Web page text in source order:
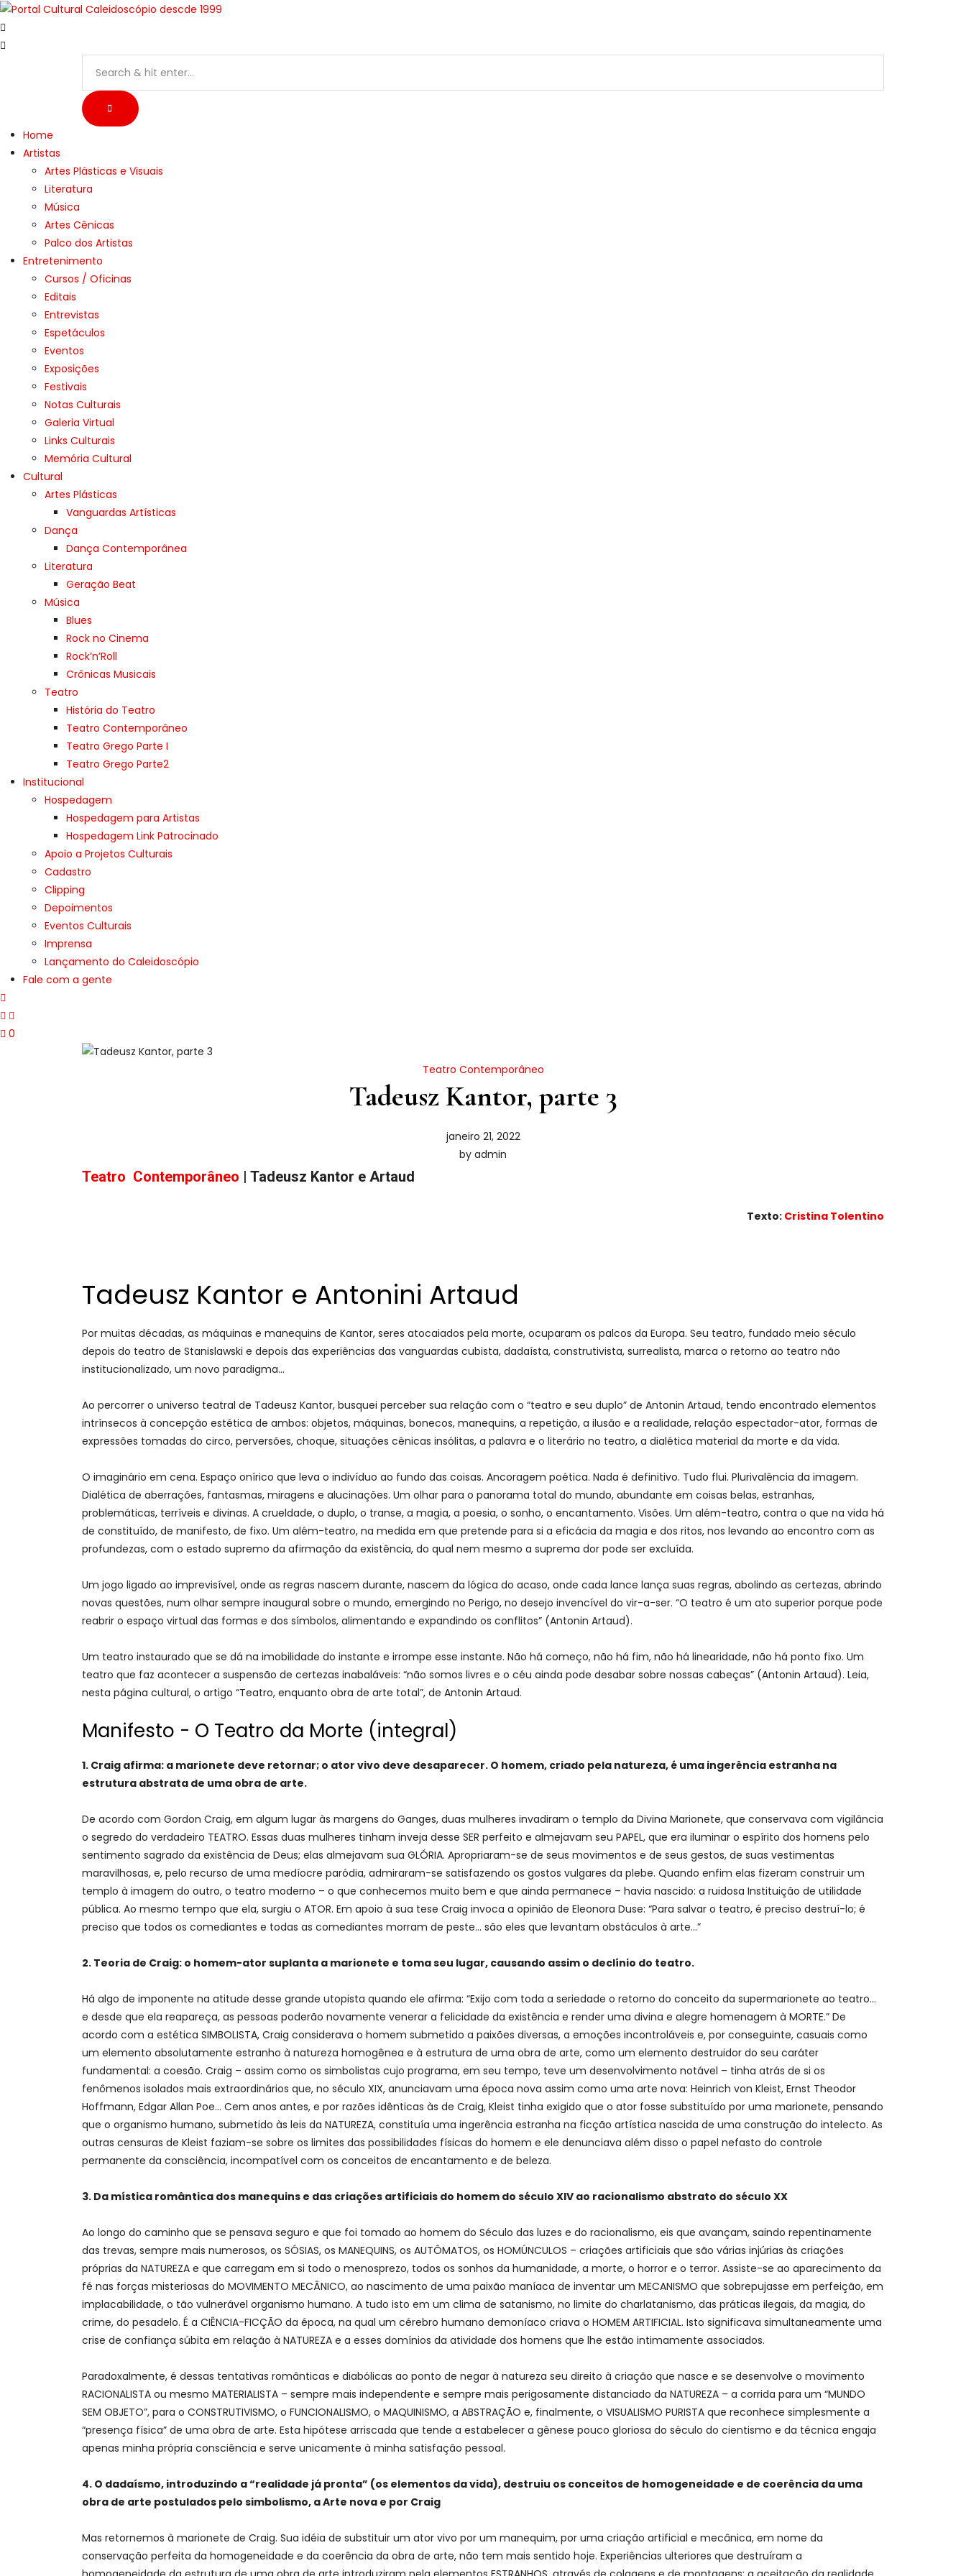
Skip
to
content
Home
Artistas
Artes Plásticas e Visuais
Literatura
Música
Artes Cênicas
Palco dos Artistas
Entretenimento
Cursos / Oficinas
Editais
Entrevistas
Espetáculos
Eventos
Exposições
Festivais
Notas Culturais
Galeria Virtual
Links Culturais
Memória Cultural
Cultural
Artes Plásticas
Vanguardas Artísticas
Dança
Dança Contemporânea
Literatura
Geração Beat
Música
Blues
Rock no Cinema
Rock’n’Roll
Crônicas Musicais
Teatro
História do Teatro
Teatro Contemporâneo
Teatro Grego Parte I
Teatro Grego Parte2
Institucional
Hospedagem
Hospedagem para Artistas
Hospedagem Link Patrocinado
Apoio a Projetos Culturais
Cadastro
Clipping
Depoimentos
Eventos Culturais
Imprensa
Lançamento do Caleidoscópio
Fale com a gente
0
Teatro Contemporâneo
Tadeusz Kantor, parte 3
janeiro 21, 2022
by admin
Teatro Contemporâneo | Tadeusz Kantor e Artaud
Texto: Cristina Tolentino
Tadeusz Kantor e Antonini Artaud
Por muitas décadas, as máquinas e manequins de Kantor, seres atocaiados pela morte, ocuparam os palcos da Europa. Seu teatro, fundado meio século
depois do teatro de Stanislawski e depois das experiências das vanguardas cubista, dadaísta, construtivista, surrealista, marca o retorno ao teatro não
institucionalizado, um novo paradigma…
Ao percorrer o universo teatral de Tadeusz Kantor, busquei perceber sua relação com o “teatro e seu duplo” de Antonin Artaud, tendo encontrado elementos
intrínsecos à concepção estética de ambos: objetos, máquinas, bonecos, manequins, a repetição, a ilusão e a realidade, relação espectador-ator, formas de
expressões tomadas do circo, perversões, choque, situações cênicas insólitas, a palavra e o literário no teatro, a dialética material da morte e da vida.
O imaginário em cena. Espaço onírico que leva o indivíduo ao fundo das coisas. Ancoragem poética. Nada é definitivo. Tudo flui. Plurivalência da imagem.
Dialética de aberrações, fantasmas, miragens e alucinações. Um olhar para o panorama total do mundo, abundante em coisas belas, estranhas,
problemáticas, terríveis e divinas. A crueldade, o duplo, o transe, a magia, a poesia, o sonho, o encantamento. Visões. Um além-teatro, contra o que na vida há
de constituído, de manifesto, de fixo. Um além-teatro, na medida em que pretende para si a eficácia da magia e dos ritos, nos levando ao encontro com as
profundezas, com o estado supremo da afirmação da existência, do qual nem mesmo a suprema dor pode ser excluída.
Um jogo ligado ao imprevisível, onde as regras nascem durante, nascem da lógica do acaso, onde cada lance lança suas regras, abolindo as certezas, abrindo
novas questões, num olhar sempre inaugural sobre o mundo, emergindo no Perigo, no desejo invencível do vir-a-ser. “O teatro é um ato superior porque pode
reabrir o espaço virtual das formas e dos símbolos, alimentando e expandindo os conflitos” (Antonin Artaud).
Um teatro instaurado que se dá na imobilidade do instante e irrompe esse instante. Não há começo, não há fim, não há linearidade, não há ponto fixo. Um
teatro que faz acontecer a suspensão de certezas inabaláveis: “não somos livres e o céu ainda pode desabar sobre nossas cabeças” (Antonin Artaud). Leia,
nesta página cultural, o artigo “Teatro, enquanto obra de arte total”, de Antonin Artaud.
Manifesto - O Teatro da Morte (integral)
1. Craig afirma: a marionete deve retornar; o ator vivo deve desaparecer. O homem, criado pela natureza, é uma ingerência estranha na
estrutura abstrata de uma obra de arte.
De acordo com Gordon Craig, em algum lugar às margens do Ganges, duas mulheres invadiram o templo da Divina Marionete, que conservava com vigilância
o segredo do verdadeiro TEATRO. Essas duas mulheres tinham inveja desse SER perfeito e almejavam seu PAPEL, que era iluminar o espírito dos homens pelo
sentimento sagrado da existência de Deus; elas almejavam sua GLÓRIA. Apropriaram-se de seus movimentos e de seus gestos, de suas vestimentas
maravilhosas, e, pelo recurso de uma medíocre paródia, admiraram-se satisfazendo os gostos vulgares da plebe. Quando enfim elas fizeram construir um
templo à imagem do outro, o teatro moderno – o que conhecemos muito bem e que ainda permanece – havia nascido: a ruidosa Instituição de utilidade
pública. Ao mesmo tempo que ela, surgiu o ATOR. Em apoio à sua tese Craig invoca a opinião de Eleonora Duse: “Para salvar o teatro, é preciso destruí-lo; é
preciso que todos os comediantes e todas as comediantes morram de peste… são eles que levantam obstáculos à arte…”
2. Teoria de Craig: o homem-ator suplanta a marionete e toma seu lugar, causando assim o declínio do teatro.
Há algo de imponente na atitude desse grande utopista quando ele afirma: “Exijo com toda a seriedade o retorno do conceito da supermarionete ao teatro…
e desde que ela reapareça, as pessoas poderão novamente venerar a felicidade da existência e render uma divina e alegre homenagem à MORTE.” De
acordo com a estética SIMBOLISTA, Craig considerava o homem submetido a paixões diversas, a emoções incontroláveis e, por conseguinte, casuais como
um elemento absolutamente estranho à natureza homogênea e à estrutura de uma obra de arte, como um elemento destruidor do seu caráter
fundamental: a coesão. Craig – assim como os simbolistas cujo programa, em seu tempo, teve um desenvolvimento notável – tinha atrás de si os
fenômenos isolados mais extraordinários que, no século XIX, anunciavam uma época nova assim como uma arte nova: Heinrich von Kleist, Ernst Theodor
Hoffmann, Edgar Allan Poe… Cem anos antes, e por razões idênticas às de Craig, Kleist tinha exigido que o ator fosse substituído por uma marionete, pensando
que o organismo humano, submetido às leis da NATUREZA, constituía uma ingerência estranha na ficção artística nascida de uma construção do intelecto. As
outras censuras de Kleist faziam-se sobre os limites das possibilidades físicas do homem e ele denunciava além disso o papel nefasto do controle
permanente da consciência, incompatível com os conceitos de encantamento e de beleza.
3. Da mística romântica dos manequins e das criações artificiais do homem do século XIV ao racionalismo abstrato do século XX
Ao longo do caminho que se pensava seguro e que foi tomado ao homem do Século das luzes e do racionalismo, eis que avançam, saindo repentinamente
das trevas, sempre mais numerosos, os SÓSIAS, os MANEQUINS, os AUTÔMATOS, os HOMÚNCULOS – criações artificiais que são várias injúrias às criações
próprias da NATUREZA e que carregam em si todo o menosprezo, todos os sonhos da humanidade, a morte, o horror e o terror. Assiste-se ao aparecimento da
fé nas forças misteriosas do MOVIMENTO MECÂNICO, ao nascimento de uma paixão maníaca de inventar um MECANISMO que sobrepujasse em perfeição, em
implacabilidade, o tão vulnerável organismo humano. A tudo isto em um clima de satanismo, no limite do charlatanismo, das práticas ilegais, da magia, do
crime, do pesadelo. É a CIÊNCIA-FICÇÃO da época, na qual um cérebro humano demoníaco criava o HOMEM ARTIFICIAL. Isto significava simultaneamente uma
crise de confiança súbita em relação à NATUREZA e a esses domínios da atividade dos homens que lhe estão intimamente associados.
Paradoxalmente, é dessas tentativas românticas e diabólicas ao ponto de negar à natureza seu direito à criação que nasce e se desenvolve o movimento
RACIONALISTA ou mesmo MATERIALISTA – sempre mais independente e sempre mais perigosamente distanciado da NATUREZA – a corrida para um “MUNDO
SEM OBJETO”, para o CONSTRUTIVISMO, o FUNCIONALISMO, o MAQUINISMO, a ABSTRAÇÃO e, finalmente, o VISUALISMO PURISTA que reconhece simplesmente a
“presença física” de uma obra de arte. Esta hipótese arriscada que tende a estabelecer a gênese pouco gloriosa do século do cientismo e da técnica engaja
apenas minha própria consciência e serve unicamente à minha satisfação pessoal.
4. O dadaísmo, introduzindo a “realidade já pronta” (os elementos da vida), destruiu os conceitos de homogeneidade e de coerência da uma
obra de arte postulados pelo simbolismo, a Arte nova e por Craig
Mas retornemos à marionete de Craig. Sua idéia de substituir um ator vivo por um manequim, por uma criação artificial e mecânica, em nome da
conservação perfeita da homogeneidade e da coerência da obra de arte, não tem mais sentido hoje. Experiências ulteriores que destruíram a